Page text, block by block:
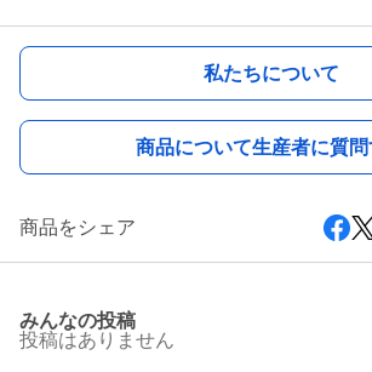
私たちについて
商品について生産者に質問
商品をシェア
みんなの投稿
投稿はありません